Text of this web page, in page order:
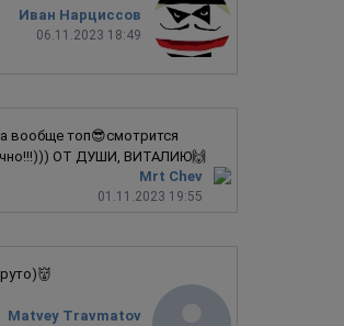
Иван Нарциссов
06.11.2023 18:49
Mrt Chev
01.11.2023 19:55
вообще топ😎смотрится
ОТ ДУШИ, ВИТАЛИЮ🙌
Matvey Travmatov